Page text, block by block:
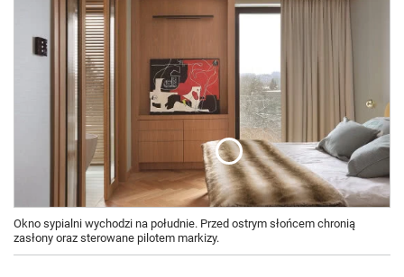
Okno sypialni wychodzi na południe. Przed ostrym słońcem chronią
zasłony oraz sterowane pilotem markizy.